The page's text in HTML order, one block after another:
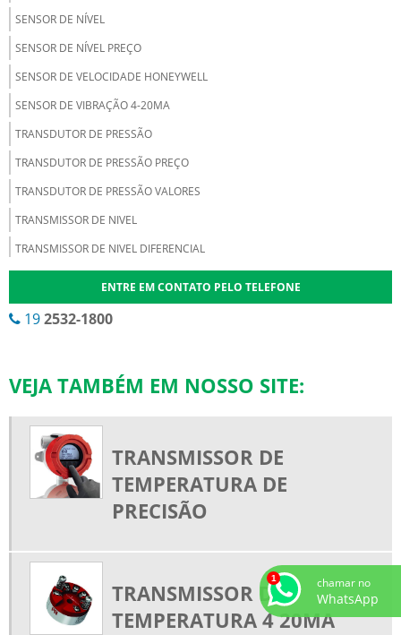
SENSOR DE NÍVEL
SENSOR DE NÍVEL PREÇO
SENSOR DE VELOCIDADE HONEYWELL
SENSOR DE VIBRAÇÃO 4-20MA
TRANSDUTOR DE PRESSÃO
TRANSDUTOR DE PRESSÃO PREÇO
TRANSDUTOR DE PRESSÃO VALORES
TRANSMISSOR DE NIVEL
TRANSMISSOR DE NIVEL DIFERENCIAL
TRANSMISSOR DE TEMPERATURA
TRANSMISSOR DIFERENCIAL
TRANSMISSOR DE TEMPERATURA COM PROTOCOLO
TRANSMISSOR DE TEMPERATURA COM PROTOCOLO HART
TRANSMISSOR DE TEMPERATURA DE PRECISÃO
TRANSMISSÃO TIPO BOLACHA
ENTRE EM CONTATO PELO TELEFONE
192532-1800
VEJA TAMBÉM EM NOSSO SITE:
TRANSMISSOR DE
TEMPERATURA DE
PRECISÃO
TRANSMISSOR DE
TEMPERATURA 4 20MA
chamar no
WhatsApp